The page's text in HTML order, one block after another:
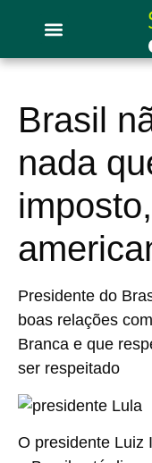
Brasil
nada
Presidente do
boas relações
Branca e que
ser respeitado
O presidente Luiz